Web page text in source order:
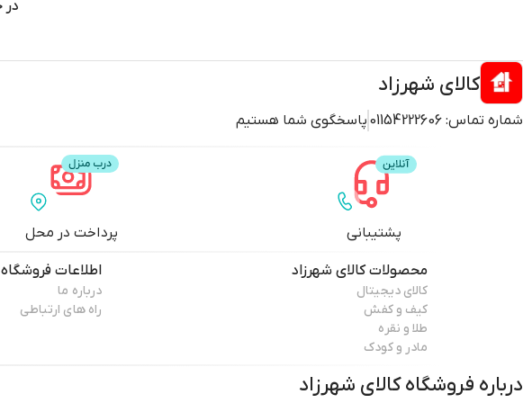
کالای شهرزاد
شماره تماس: 01154222606 پاسخگوی شما هستیم
پشتیبانی پرداخت در محل
محصولاتکالای شهرزاد
کالای دیجیتال
کیف و کفش
طلا و نقره
مادر و کودک
اطلاعات فروشگاه
درباره ما
راه های ارتباطی
درباره فروشگاهکالای شهرزاد